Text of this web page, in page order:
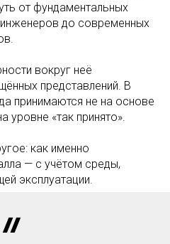
от фундаментальных
до современных
вокруг неё
представлений. В
принимаются не на основе
уровне «так принято».
как именно
— с учётом среды,
эксплуатации.